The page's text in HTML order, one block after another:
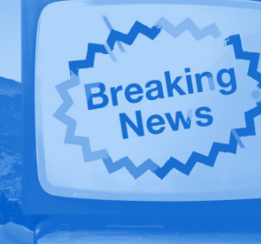
recenti di oltre 80 brand!